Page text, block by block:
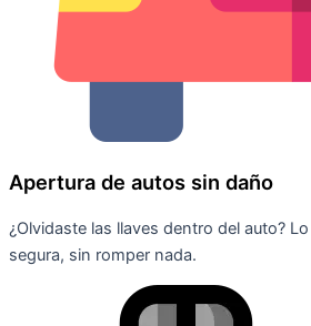
Apertura de autos sin daño
¿Olvidaste las llaves dentro del auto?
segura, sin romper nada.